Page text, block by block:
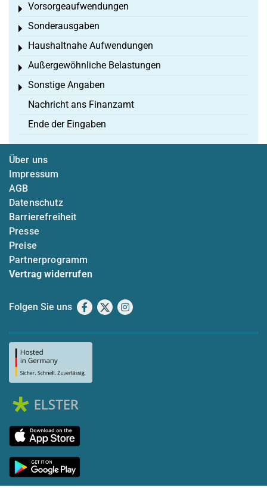
Vorsorgeaufwendungen
Toggle menu
Sonderausgaben
Toggle menu
Haushaltnahe Aufwendungen
Toggle menu
Außergewöhnliche Belastungen
Toggle menu
Sonstige Angaben
Toggle menu
Nachricht ans Finanzamt
Ende der Eingaben
Über uns
Impressum
AGB
Datenschutz
Barrierefreiheit
Presse
Preise
Partnerprogramm
Vertrag widerrufen
Folgen Sie uns Facebook
X Instagram